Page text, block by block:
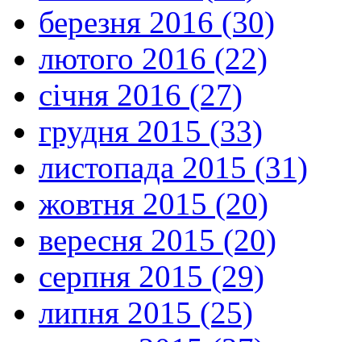
березня 2016 (30)
лютого 2016 (22)
січня 2016 (27)
грудня 2015 (33)
листопада 2015 (31)
жовтня 2015 (20)
вересня 2015 (20)
серпня 2015 (29)
липня 2015 (25)